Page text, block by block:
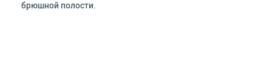
брюшной полости.